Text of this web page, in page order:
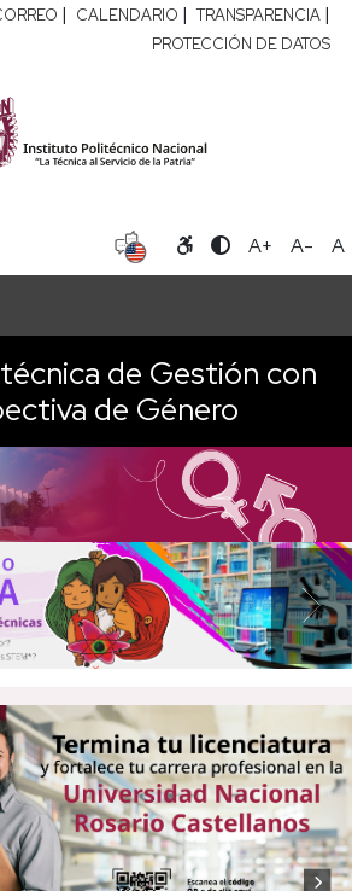
| CALENDARIO | TRANSPARENCIA |
PROTECCIÓN DE DATOS
A+ A- A
de Gestión con
de Género
Next